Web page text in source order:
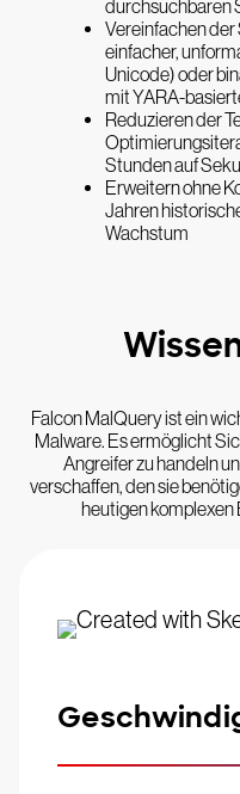
durchsuchbaren
Vereinfachen
einfacher,
Unicode) oder
mit YARA-
Reduzieren der
Stunden auf
Erweitern ohne
Jahren
Wachstum
Falcon MalQuery ist ein
Malware. Es ermöglicht
Angreifer zu handeln
verschaffen, den sie
heutigen komplexen